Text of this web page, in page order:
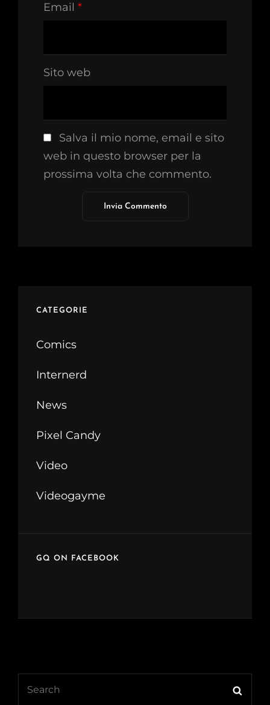
Email *
Sito web
Salva il mio nome, email e sito
web in questo browser per la
prossima volta che commento.
CATEGORIE
Comics
Internerd
News
Pixel Candy
Video
Videogayme
GQ ON FACEBOOK